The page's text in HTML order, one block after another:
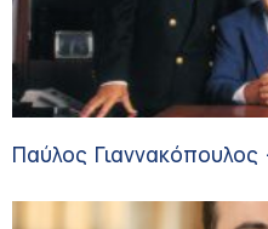
Παύλος Γιαννακόπουλος